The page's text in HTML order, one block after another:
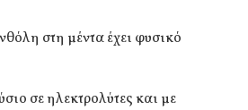
στη μέντα έχει φυσικό
σε ηλεκτρολύτες και με